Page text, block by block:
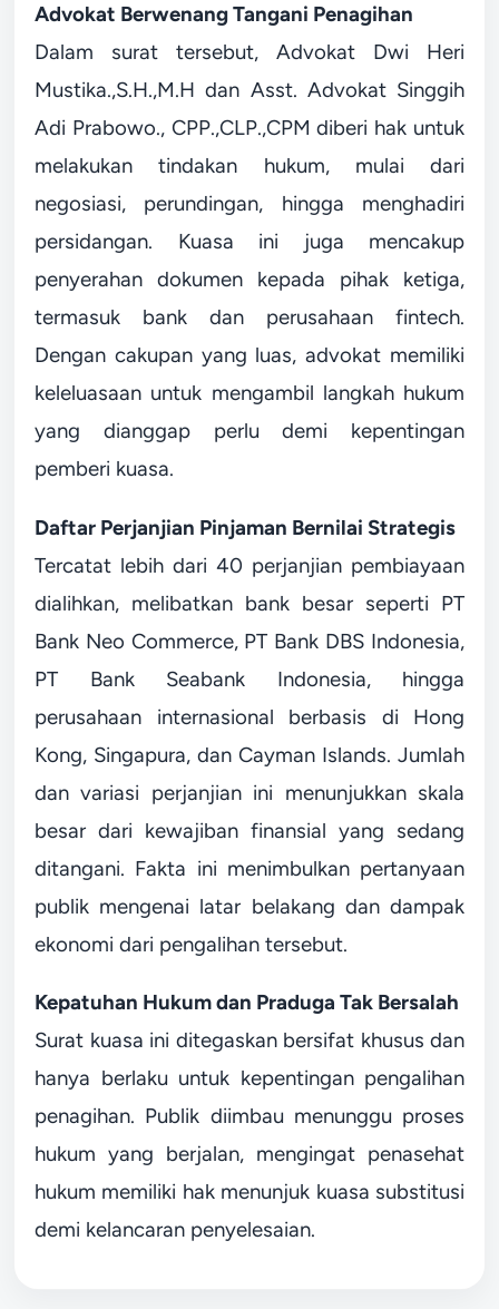
Advokat Berwenang Tangani Penagihan
Dalam surat tersebut, Advokat Dwi Heri
Mustika.,S.H.,M.H dan Asst. Advokat Singgih
Adi Prabowo., CPP.,CLP.,CPM diberi hak untuk
melakukan tindakan hukum, mulai dari
negosiasi, perundingan, hingga menghadiri
persidangan. Kuasa ini juga mencakup
penyerahan dokumen kepada pihak ketiga,
termasuk bank dan perusahaan fintech.
Dengan cakupan yang luas, advokat memiliki
keleluasaan untuk mengambil langkah hukum
yang dianggap perlu demi kepentingan
pemberi kuasa.
Daftar Perjanjian Pinjaman Bernilai Strategis
Tercatat lebih dari 40 perjanjian pembiayaan
dialihkan, melibatkan bank besar seperti PT
Bank Neo Commerce, PT Bank DBS Indonesia,
PT Bank Seabank Indonesia, hingga
perusahaan internasional berbasis di Hong
Kong, Singapura, dan Cayman Islands. Jumlah
dan variasi perjanjian ini menunjukkan skala
besar dari kewajiban finansial yang sedang
ditangani. Fakta ini menimbulkan pertanyaan
publik mengenai latar belakang dan dampak
ekonomi dari pengalihan tersebut.
Kepatuhan Hukum dan Praduga Tak Bersalah
Surat kuasa ini ditegaskan bersifat khusus dan
hanya berlaku untuk kepentingan pengalihan
penagihan. Publik diimbau menunggu proses
hukum yang berjalan, mengingat penasehat
hukum memiliki hak menunjuk kuasa substitusi
demi kelancaran penyelesaian.